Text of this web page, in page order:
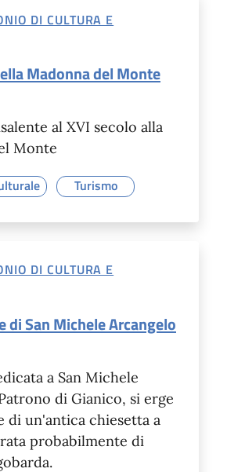
DI CULTURA E
Madonna del Monte
al XVI secolo alla
Monte
Turismo
DI CULTURA E
di San Michele Arcangelo
a San Michele
di Gianico, si erge
di un'antica chiesetta a
probabilmente di